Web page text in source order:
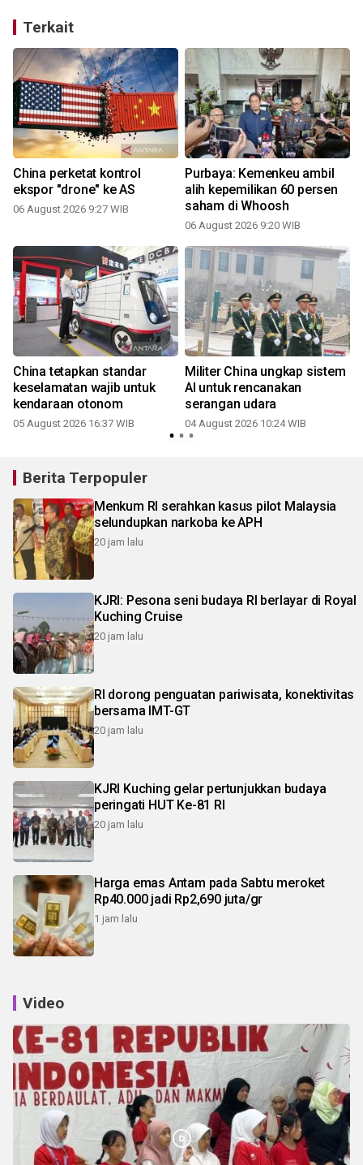
Terkait
China perketat kontrol
ekspor "drone" ke AS
06 August 2026 9:27 WIB
Purbaya: Kemenkeu ambil
alih kepemilikan 60 persen
saham di Whoosh
06 August 2026 9:20 WIB
China tetapkan standar
keselamatan wajib untuk
kendaraan otonom
05 August 2026 16:37 WIB
Militer China ungkap sistem
AI untuk rencanakan
serangan udara
04 August 2026 10:24 WIB
Berita Terpopuler
Menkum RI serahkan kasus pilot Malaysia
selundupkan narkoba ke APH
20 jam lalu
KJRI: Pesona seni budaya RI berlayar di Royal
Kuching Cruise
20 jam lalu
RI dorong penguatan pariwisata, konektivitas
bersama IMT-GT
20 jam lalu
KJRI Kuching gelar pertunjukkan budaya
peringati HUT Ke-81 RI
20 jam lalu
Harga emas Antam pada Sabtu meroket
Rp40.000 jadi Rp2,690 juta/gr
1 jam lalu
Video